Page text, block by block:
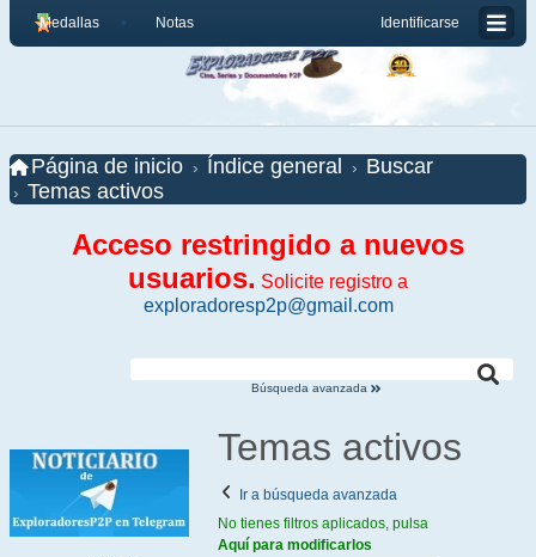
Identificarse
Medallas Notas
Página de inicio Índice general
Buscar
Temas activos
Acceso restringido a nuevos
usuarios. Solicite registro a
exploradoresp2p@gmail.com
Búsqueda avanzada
Temas activos
Ir a búsqueda avanzada
No tienes filtros aplicados, pulsa
Aquí para modificarlos